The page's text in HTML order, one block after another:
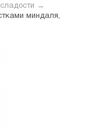
→
миндаля,